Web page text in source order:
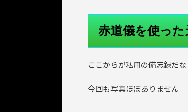
赤道儀を使った
ここからが私用の備忘録だな
今回も写真ほぼありません